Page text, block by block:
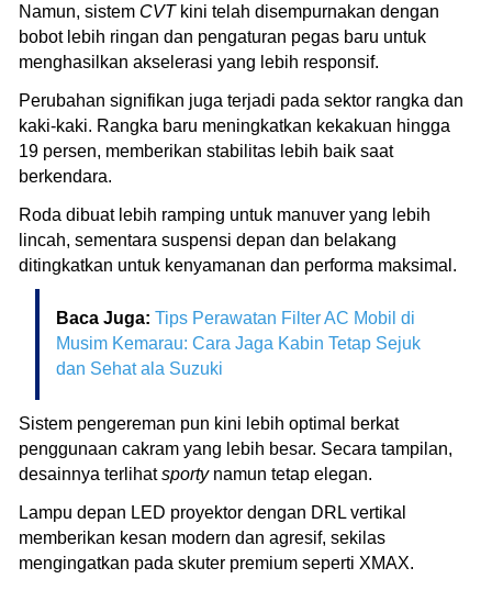
Namun, sistem CVTkini telah disempurnakan dengan
bobot lebih ringan dan pengaturan pegas baru untuk
menghasilkan akselerasi yang lebih responsif.
Perubahan signifikan juga terjadi pada sektor rangka dan
kaki-kaki. Rangka baru meningkatkan kekakuan hingga
19 persen, memberikan stabilitas lebih baik saat
berkendara.
Roda dibuat lebih ramping untuk manuver yang lebih
lincah, sementara suspensi depan dan belakang
ditingkatkan untuk kenyamanan dan performa maksimal.
Baca Juga: Tips Perawatan Filter AC Mobil di
Musim Kemarau: Cara Jaga Kabin Tetap Sejuk
dan Sehat ala Suzuki
Sistem pengereman pun kini lebih optimal berkat
penggunaan cakram yang lebih besar. Secara tampilan,
desainnya terlihatsportynamun tetap elegan.
Lampu depan LED proyektor dengan DRL vertikal
memberikan kesan modern dan agresif, sekilas
mengingatkan pada skuter premium seperti XMAX.